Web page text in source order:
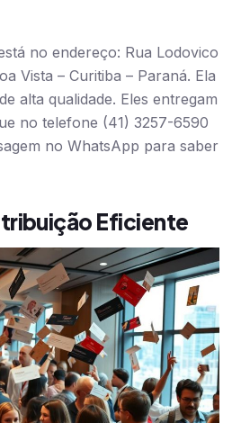
no endereço: Rua Lodovico
Vista – Curitiba – Paraná. Ela
alta qualidade. Eles entregam
no telefone (41) 3257-6590
no WhatsApp para saber
Eficiente